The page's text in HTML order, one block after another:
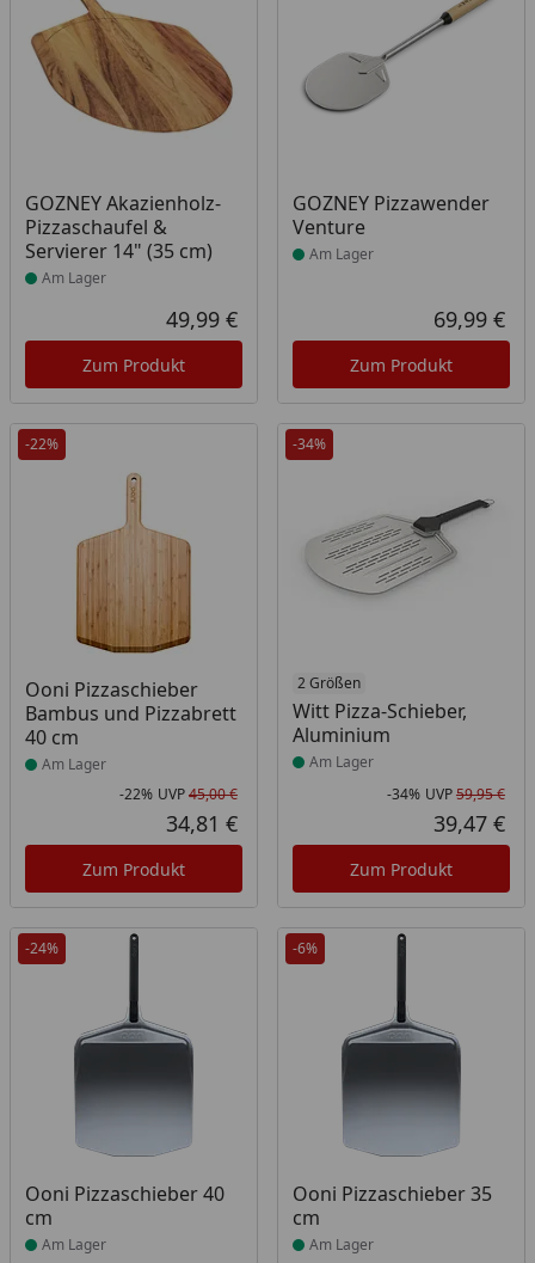
GOZNEY Akazienholz-
Pizzaschaufel &
Servierer 14" (35 cm)
Produkt am Lager
Am Lager
Aktueller Preis
49,99 €
Zum Produkt
GOZNEY Pizzawender
Venture
Produkt am Lager
Am Lager
69,99 €
Zum Produkt
-22%
Ooni Pizzaschieber
Bambus und Pizzabrett
40 cm
Produkt am Lager
Am Lager
Rabatt in Prozent
-22%
Ursprünglicher Preis
UVP45,00 €
Aktueller Preis
34,81 €
Zum Produkt
-34%
2 Größen
Witt Pizza-Schieber,
Aluminium
Produkt am Lager
Am Lager
-34% UVP59,95 €
39,47 €
Zum Produkt
-24%
Ooni Pizzaschieber 40
cm
Produkt am Lager
Am Lager
-6%
Ooni Pizzaschieber 35
cm
Produkt am Lager
Am Lager